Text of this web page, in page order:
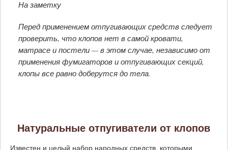
На заметку
Перед применением отпугивающих средств следует
проверить, что клопов нет в самой кровати,
матрасе и постели — в этом случае, независимо от
применения фумигаторов и отпугивающих секций,
клопы все равно доберутся до тела.
Натуральные отпугиватели от клопов
Известен и целый набор народных средств, которыми